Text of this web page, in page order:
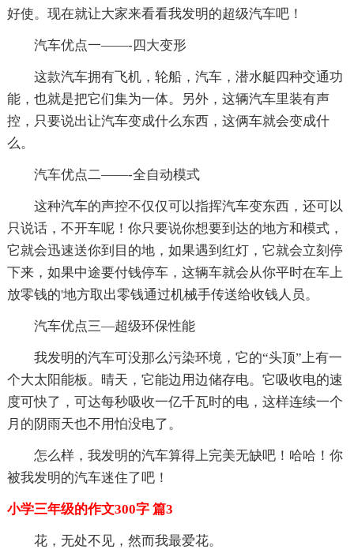
好使。现在就让大家来看看我发明的超级汽车吧！
汽车优点一——-四大变形
这款汽车拥有飞机，轮船，汽车，潜水艇四种交通功
能，也就是把它们集为一体。另外，这辆汽车里装有声
控，只要说出让汽车变成什么东西，这俩车就会变成什
么。
汽车优点二——-全自动模式
这种汽车的声控不仅仅可以指挥汽车变东西，还可以
只说话，不开车呢！你只要说你想要到达的地方和模式，
它就会迅速送你到目的地，如果遇到红灯，它就会立刻停
下来，如果中途要付钱停车，这辆车就会从你平时在车上
放零钱的'地方取出零钱通过机械手传送给收钱人员。
汽车优点三—超级环保性能
我发明的汽车可没那么污染环境，它的“头顶”上有一
个大太阳能板。晴天，它能边用边储存电。它吸收电的速
度可快了，可达每秒吸收一亿千瓦时的电，这样连续一个
月的阴雨天也不用怕没电了。
怎么样，我发明的汽车算得上完美无缺吧！哈哈！你
被我发明的汽车迷住了吧！
小学三年级的作文300字 篇3
花，无处不见，然而我最爱花。